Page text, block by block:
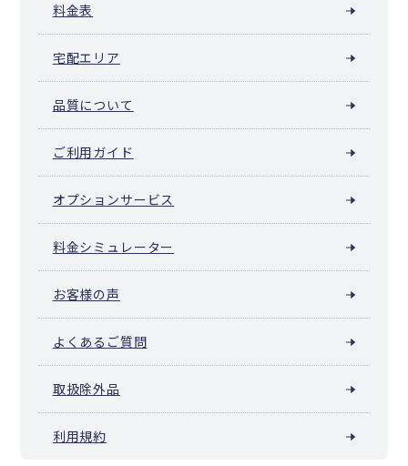
料金表
宅配エリア
品質について
ご利用ガイド
オプションサービス
料金シミュレーター
お客様の声
よくあるご質問
取扱除外品
利用規約